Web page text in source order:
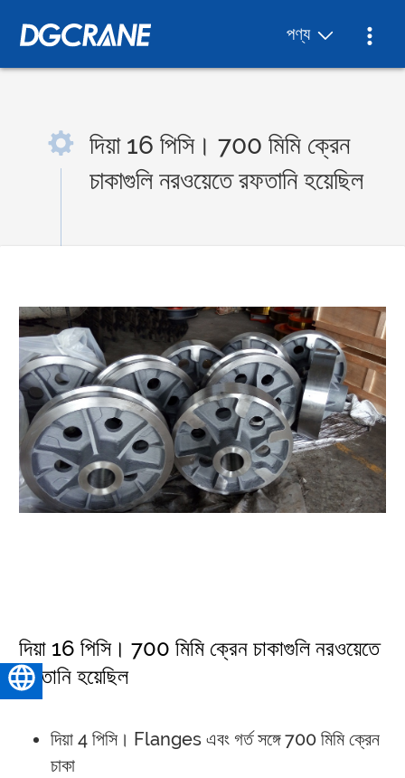
পণ্য
দিয়া 16 পিসি। 700 মিমি ক্রেন
চাকাগুলি নরওয়েতে রফতানি হয়েছিল
দিয়া 16 পিসি। 700 মিমি ক্রেন চাকাগুলি নরওয়েতে
রফতানি হয়েছিল
দিয়া 4 পিসি। Flanges এবং গর্ত সঙ্গে 700 মিমি ক্রেন
চাকা
বাংলা